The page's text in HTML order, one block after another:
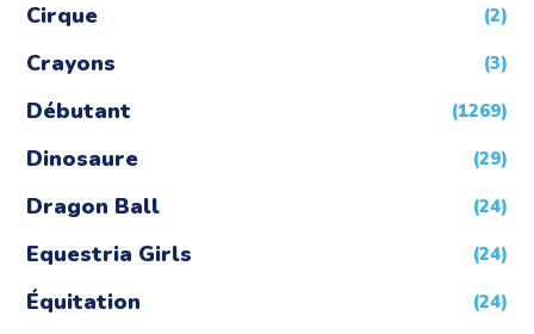
Cirque (2)
Crayons (3)
Débutant (1269)
Dinosaure (29)
Dragon Ball (24)
Equestria Girls (24)
Équitation (24)